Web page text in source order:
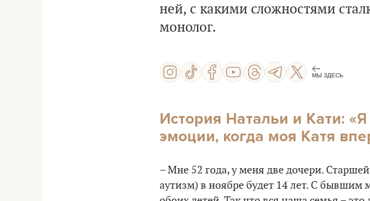
ней, с какими сложностями
монолог.
МЫ ЗДЕСЬ
История Натальи и Кати:
эмоции, когда моя Катя
– Мне 52 года, у меня две дочери.
аутизм) в ноябре будет 14 лет. С бывшим